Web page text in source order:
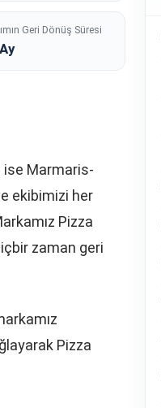
Geri Dönüş Süresi
ise Marmaris-
ekibimizi her
Pizza
zaman geri
Pizza